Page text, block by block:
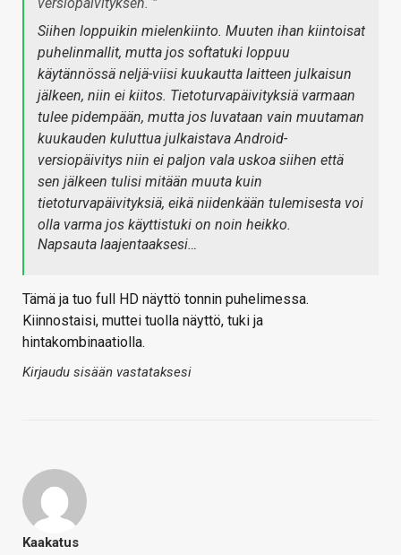
Siihen loppuikin mielenkiinto. Muuten ihan kiintoisat
puhelinmallit, mutta jos softatuki loppuu
käytännössä neljä-viisi kuukautta laitteen julkaisun
jälkeen, niin ei kiitos. Tietoturvapäivityksiä varmaan
tulee pidempään, mutta jos luvataan vain muutaman
kuukauden kuluttua julkaistava Android-
versiopäivitys niin ei paljon vala uskoa siihen että
sen jälkeen tulisi mitään muuta kuin
tietoturvapäivityksiä, eikä niidenkään tulemisesta voi
olla varma jos käyttistuki on noin heikko.
Napsauta laajentaaksesi…
Tämä ja tuo full HD näyttö tonnin puhelimessa.
Kiinnostaisi, muttei tuolla näyttö, tuki ja
hintakombinaatiolla.
Kirjaudu sisään vastataksesi
Kaakatus